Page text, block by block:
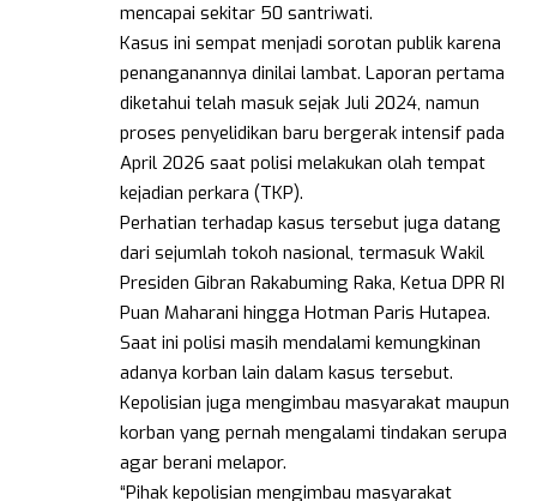
mencapai sekitar 50 santriwati.
Kasus ini sempat menjadi sorotan publik karena
penanganannya dinilai lambat. Laporan pertama
diketahui telah masuk sejak Juli 2024, namun
proses penyelidikan baru bergerak intensif pada
April 2026 saat polisi melakukan olah tempat
kejadian perkara (TKP).
Perhatian terhadap kasus tersebut juga datang
dari sejumlah tokoh nasional, termasuk Wakil
Presiden Gibran Rakabuming Raka, Ketua DPR RI
Puan Maharani hingga Hotman Paris Hutapea.
Saat ini polisi masih mendalami kemungkinan
adanya korban lain dalam kasus tersebut.
Kepolisian juga mengimbau masyarakat maupun
korban yang pernah mengalami tindakan serupa
agar berani melapor.
“Pihak kepolisian mengimbau masyarakat